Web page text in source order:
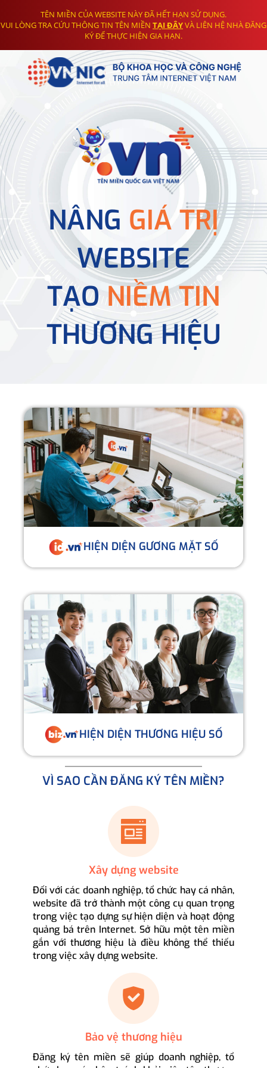
TÊN MIỀN CỦA WEBSITE NÀY ĐÃ HẾT HẠN SỬ DỤNG.
VUI LÒNG TRA CỨU THÔNG TIN TÊN MIỀN TẠI ĐÂYVÀ LIÊN HỆ NHÀ ĐĂNG
KÝ ĐỂ THỰC HIỆN GIA HẠN.
NÂNG GIÁ TRỊ
WEBSITE
TẠONIỀM TIN
THƯƠNG HIỆU
HIỆN DIỆN GƯƠNG MẶT SỐ
HIỆN DIỆN THƯƠNG HIỆU SỐ
VÌ SAO CẦN ĐĂNG KÝ TÊN MIỀN?
Xây dựng website
Đối với các doanh nghiệp, tổ chức hay cá nhân,
website đã trở thành một công cụ quan trọng
trong việc tạo dựng sự hiện diện và hoạt động
quảng bá trên Internet. Sở hữu một tên miền
gắn với thương hiệu là điều không thể thiếu
trong việc xây dựng website.
Bảo vệ thương hiệu
Đăng ký tên miền sẽ giúp doanh nghiệp, tổ